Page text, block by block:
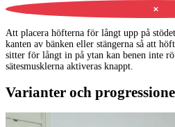
✕
Att placera höfterna för långt upp på stödet
kanten av bänken eller stängerna så att
sitter för långt in på ytan kan benen inte
sätesmusklerna aktiveras knappt.
Varianter och